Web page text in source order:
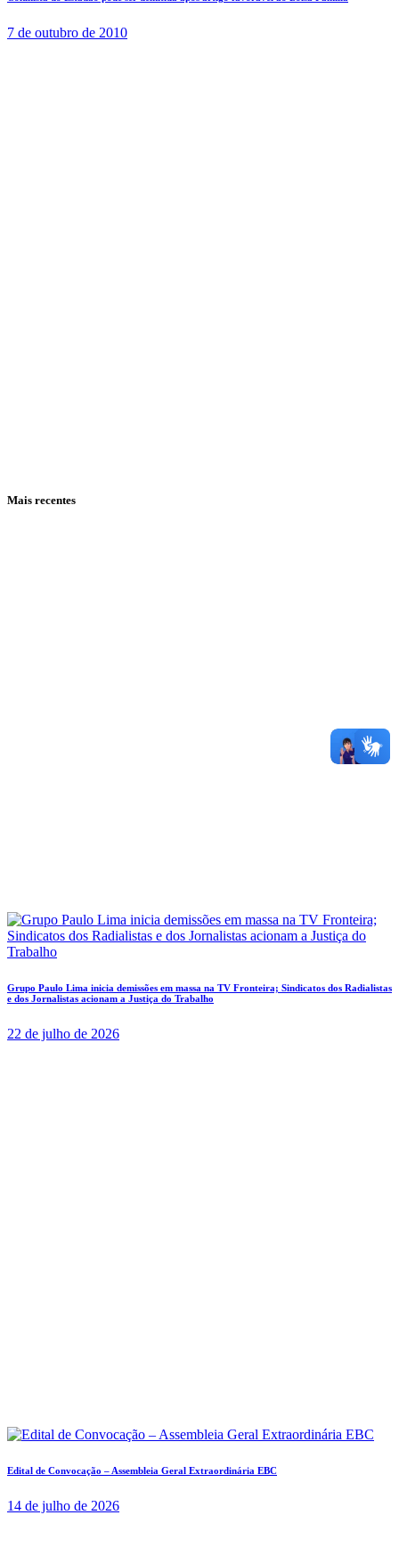
7 de outubro de 2010
Mais recentes
Grupo Paulo Lima inicia demissões em massa na TV Fronteira; Sindicatos dos Radialistas
e dos Jornalistas acionam a Justiça do Trabalho
22 de julho de 2026
Edital de Convocação – Assembleia Geral Extraordinária EBC
14 de julho de 2026